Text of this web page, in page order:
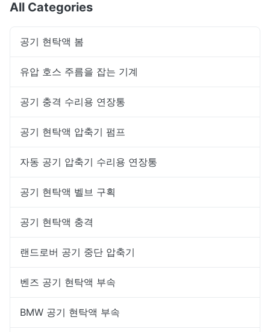
All Categories
공기 현탁액 봄
유압 호스 주름을 잡는 기계
공기 충격 수리용 연장통
공기 현탁액 압축기 펌프
자동 공기 압축기 수리용 연장통
공기 현탁액 벨브 구획
공기 현탁액 충격
랜드로버 공기 중단 압축기
벤즈 공기 현탁액 부속
BMW 공기 현탁액 부속